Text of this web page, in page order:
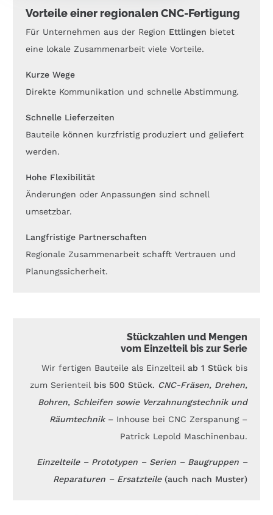
Vorteile einer regionalen CNC-Fertigung
Für Unternehmen aus der Region Ettlingen bietet
eine lokale Zusammenarbeit viele Vorteile.
Kurze Wege
Direkte Kommunikation und schnelle Abstimmung.
Schnelle Lieferzeiten
Bauteile können kurzfristig produziert und geliefert
werden.
Hohe Flexibilität
Änderungen oder Anpassungen sind schnell
umsetzbar.
Langfristige Partnerschaften
Regionale Zusammenarbeit schafft Vertrauen und
Planungssicherheit.
Stückzahlen und Mengen
vom Einzelteil bis zur Serie
Wir fertigen Bauteile als Einzelteil ab 1 Stück bis
zum Serienteil bis 500 Stück. CNC-Fräsen, Drehen,
Bohren, Schleifen sowie Verzahnungstechnik und
Räumtechnik – Inhouse bei CNC Zerspanung –
Patrick Lepold Maschinenbau.
Einzelteile – Prototypen – Serien – Baugruppen –
Reparaturen – Ersatzteile (auch nach Muster)